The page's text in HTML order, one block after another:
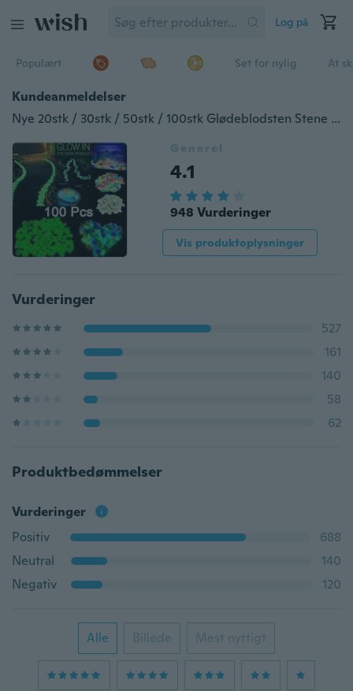
Log på
Populært Set for nylig At
Kundeanmeldelser
Nye 20stk / 30stk / 50stk / 100stk Glødeblodsten Stene Hjem Fisketank Udendørs Indretning Havesten Lysende Glødende i mørket
Generel
4.1
948 Vurderinger
Vis produktoplysninger
Vurderinger
527
161
140
58
62
Produktbedømmelser
Vurderinger
Positiv
688
Neutral
140
Negativ
120
Alle Billede Mest nyttigt